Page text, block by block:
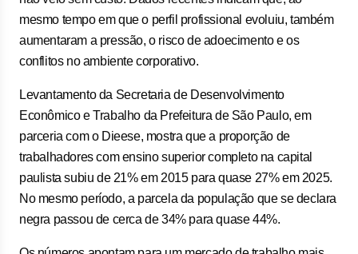
mesmo tempo em que o perfil profissional evoluiu, também
aumentaram a pressão, o risco de adoecimento e os
conflitos no ambiente corporativo.
Levantamento da Secretaria de Desenvolvimento
Econômico e Trabalho da Prefeitura de São Paulo, em
parceria com o Dieese, mostra que a proporção de
trabalhadores com ensino superior completo na capital
paulista subiu de 21% em 2015 para quase 27% em 2025.
No mesmo período, a parcela da população que se declara
negra passou de cerca de 34% para quase 44%.